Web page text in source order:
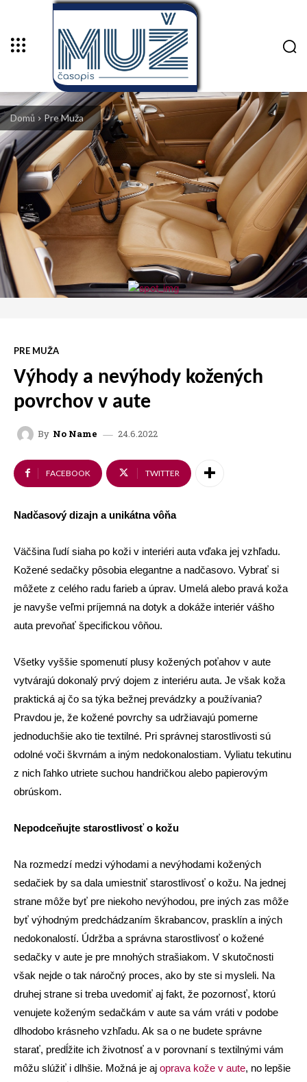
Domů Pre Muža
PRE MUŽA
Výhody a nevýhody kožených
povrchov v aute
By No Name 24.6.2022
FACEBOOK TWITTER
Nadčasový dizajn a unikátna vôňa
Väčšina ľudí siaha po koži v interiéri auta vďaka jej vzhľadu.
Kožené sedačky pôsobia elegantne a nadčasovo. Vybrať si
môžete z celého radu farieb a úprav. Umelá alebo pravá koža
je navyše veľmi príjemná na dotyk a dokáže interiér vášho
auta prevoňať špecifickou vôňou.
Všetky vyššie spomenutí plusy kožených poťahov v aute
vytvárajú dokonalý prvý dojem z interiéru auta. Je však koža
praktická aj čo sa týka bežnej prevádzky a používania?
Pravdou je, že kožené povrchy sa udržiavajú pomerne
jednoduchšie ako tie textilné. Pri správnej starostlivosti sú
odolné voči škvrnám a iným nedokonalostiam. Vyliatu tekutinu
z nich ľahko utriete suchou handričkou alebo papierovým
obrúskom.
Nepodceňujte starostlivosť o kožu
Na rozmedzí medzi výhodami a nevýhodami kožených
sedačiek by sa dala umiestniť starostlivosť o kožu. Na jednej
strane môže byť pre niekoho nevýhodou, pre iných zas môže
byť výhodným predchádzaním škrabancov, prasklín a iných
nedokonalostí. Údržba a správna starostlivosť o kožené
sedačky v aute je pre mnohých strašiakom. V skutočnosti
však nejde o tak náročný proces, ako by ste si mysleli. Na
druhej strane si treba uvedomiť aj fakt, že pozornosť, ktorú
venujete koženým sedačkám v aute sa vám vráti v podobe
dlhodobo krásneho vzhľadu. Ak sa o ne budete správne
starať, predĺžite ich životnosť a v porovnaní s textilnými vám
môžu slúžiť i dlhšie. Možná je aj oprava kože v aute, no lepšie